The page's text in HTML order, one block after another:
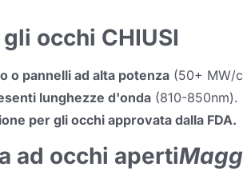
occhi CHIUSI
o pannelli ad alta potenza (50+ MW/
lunghezze d'onda (810-850nm).
per gli occhi approvata dalla FDA.
ad occhi aperti